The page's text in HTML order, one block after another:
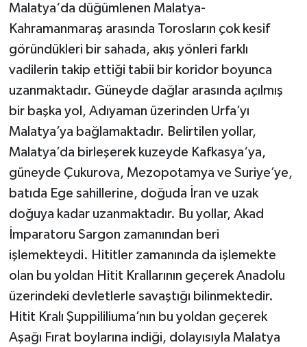
Malatya‘da düğümlenen Malatya-
Kahramanmaraş arasında Torosların çok kesif
göründükleri bir sahada, akış yönleri farklı
vadilerin takip ettiği tabii bir koridor boyunca
uzanmaktadır. Güneyde dağlar arasında açılmış
bir başka yol, Adıyaman üzerinden Urfa’yı
Malatya’ya bağlamaktadır. Belirtilen yollar,
Malatya’da birleşerek kuzeyde Kafkasya‘ya,
güneyde Çukurova, Mezopotamya ve Suriye’ye,
batıda Ege sahillerine, doğuda İran ve uzak
doğuya kadar uzanmaktadır. Bu yollar, Akad
İmparatoru Sargon zamanından beri
işlemekteydi. Hititler zamanında da işlemekte
olan bu yoldan Hitit Krallarının geçerek Anadolu
üzerindeki devletlerle savaştığı bilinmektedir.
Hitit Kralı Şuppililiuma’nın bu yoldan geçerek
Aşağı Fırat boylarına indiği, dolayısıyla Malatya